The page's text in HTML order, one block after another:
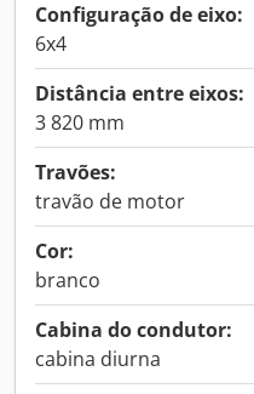
Configuração de eixo:
6x4
Distância entre eixos:
3 820 mm
Travões:
travão de motor
Cor:
branco
Cabina do condutor:
cabina diurna